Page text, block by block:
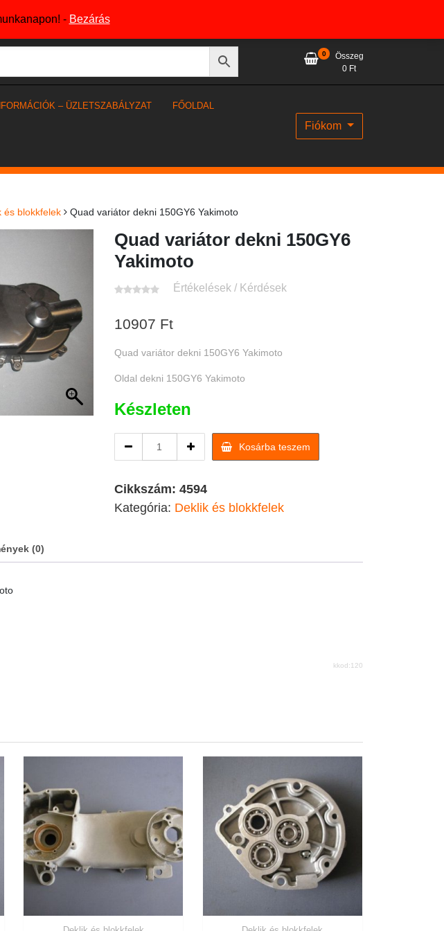
- Bezárás
0
Összeg
0 Ft
– ÜZLETSZABÁLYZAT FŐOLDAL
Fiókom
és blokkfelek Quad variátor dekni 150GY6 Yakimoto
Quad variátor dekni 150GY6
Yakimoto
Értékelések / Kérdések
10907 Ft
Quad variátor dekni 150GY6 Yakimoto
Oldal dekni 150GY6 Yakimoto
Készleten
variátor
150GY6
quantity
Kosárba teszem
Cikkszám: 4594
Kategória: Deklik és blokkfelek
(0)
kkod:120